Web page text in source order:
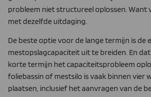
probleem niet structureel oplossen. Want
met dezelfde uitdaging.
De beste optie voor de lange termijn is de
mestopslagcapaciteit uit te breiden. En
korte termijn het capaciteitsprobleem
foliebassin of mestsilo is vaak binnen vier
plaatsen, inclusief het aanvragen van de